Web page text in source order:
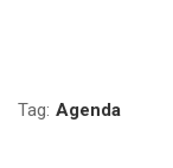
Tag: Agenda